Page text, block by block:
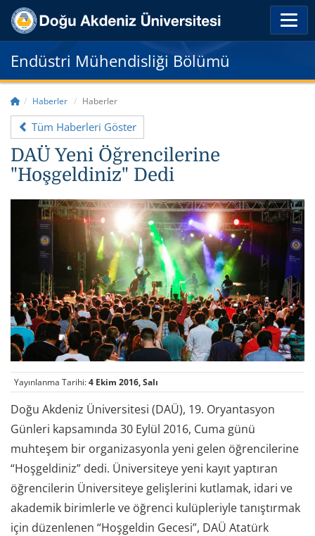
Endüstri Mühendisliği Bölümü
Haberler Haberler
Tüm Haberleri Göster
DAÜ Yeni Öğrencilerine
"Hoşgeldiniz" Dedi
Yayınlanma Tarihi:4 Ekim 2016, Salı
Doğu Akdeniz Üniversitesi (DAÜ), 19. Oryantasyon
Günleri kapsamında 30 Eylül 2016, Cuma günü
muhteşem bir organizasyonla yeni gelen öğrencilerine
“Hoşgeldiniz” dedi. Üniversiteye yeni kayıt yaptıran
öğrencilerin Üniversiteye gelişlerini kutlamak, idari ve
akademik birimlerle ve öğrenci kulüpleriyle tanıştırmak
için düzenlenen “Hoşgeldin Gecesi”, DAÜ Atatürk